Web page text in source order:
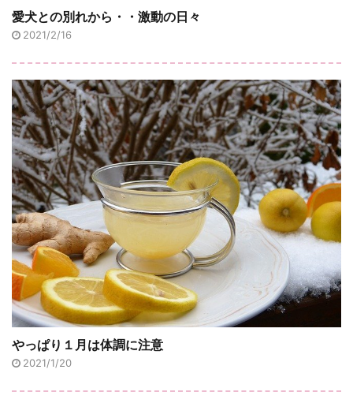
愛犬との別れから・・激動の日々
2021/2/16
やっぱり１月は体調に注意
2021/1/20